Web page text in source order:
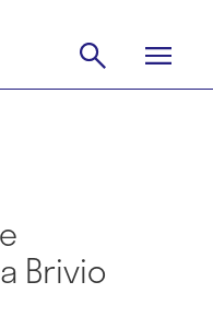
Brivio